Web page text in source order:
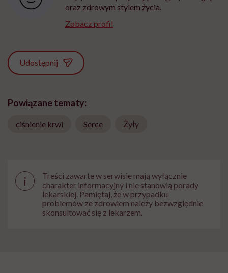
oraz zdrowym stylem życia.
Zobacz profil
Udostępnij
Powiązane tematy:
ciśnienie krwi Serce Żyły
i
Treści zawarte w serwisie mają wyłącznie
charakter informacyjny i nie stanowią porady
lekarskiej. Pamiętaj, że w przypadku
problemów ze zdrowiem należy bezwzględnie
skonsultować się z lekarzem.